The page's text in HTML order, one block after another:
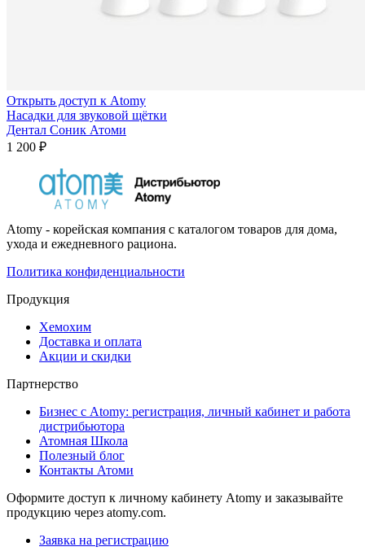
Открыть доступ к Atomy
Насадки для звуковой щётки
Дентал Соник Атоми
1 200 ₽
Atomy - корейская компания с каталогом товаров для дома,
ухода и ежедневного рациона.
Политика конфиденциальности
Продукция
Хемохим
Доставка и оплата
Акции и скидки
Партнерство
Бизнес с Atomy: регистрация, личный кабинет и работа
дистрибьютора
Атомная Школа
Полезный блог
Контакты Атоми
Оформите доступ к личному кабинету Atomy и заказывайте
продукцию через atomy.com.
Заявка на регистрацию